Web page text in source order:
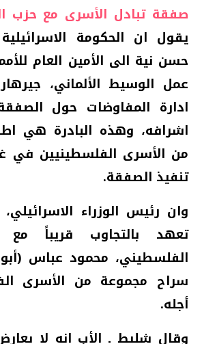
صفقة تبادل الأسرى مع حزب
يقول ان الحكومة
حسن نية الى الأمين العام
عمل الوسيط الألماني،
ادارة المفاوضات حول
اشرافه، وهذه البادرة هي
من الأسرى الفلسطينيين
تنفيذ الصفقة.
وان رئيس الوزراء
تعهد بالتجاوب قريباً
الفلسطيني، محمود عباس
سراح مجموعة من الأسرى
أجله.
وقال شليط ـ الأب انه لا